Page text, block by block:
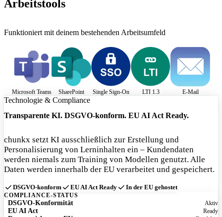
Arbeitstools
Funktioniert mit deinem bestehenden Arbeitsumfeld
Microsoft Teams SharePoint Single Sign-On LTI 1.3 E-Mail
Technologie & Compliance
Transparente KI. DSGVO-konform. EU AI Act Ready.
chunkx setzt KI ausschließlich zur Erstellung und
Personalisierung von Lerninhalten ein – Kundendaten
werden niemals zum Training von Modellen genutzt. Alle
Daten werden innerhalb der EU verarbeitet und gespeichert.
DSGVO-konform EU AI Act Ready In der EU gehostet
COMPLIANCE-STATUS
DSGVO-Konformität Aktiv
EU AI Act Ready